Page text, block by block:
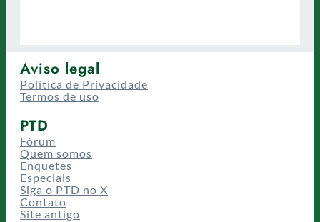
Aviso legal
Política de Privacidade
Termos de uso
PTD
Fórum
Quem somos
Enquetes
Especiais
Siga o PTD no X
Contato
Site antigo